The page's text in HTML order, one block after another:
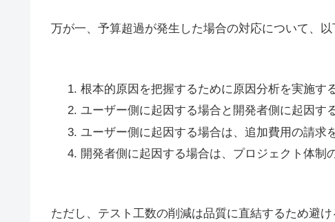
万が一、予算超過が発生した場合の対応について、以
根本的原因を把握するために原因分析を実施す
ユーザー側に起因する場合と開発者側に起因す
ユーザー側に起因する場合は、追加費用の請求
開発者側に起因する場合は、プロジェクト体制
ただし、テスト工数の削減は品質に直結するため避